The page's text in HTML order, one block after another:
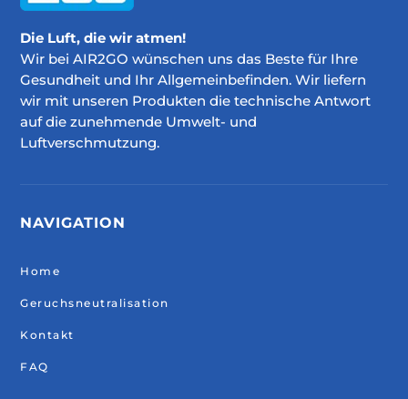
Die Luft, die wir atmen!
Wir bei AIR2GO wünschen uns das Beste für Ihre
Gesundheit und Ihr Allgemeinbefinden. Wir liefern
wir mit unseren Produkten die technische Antwort
auf die zunehmende Umwelt- und
Luftverschmutzung.
NAVIGATION
Home
Geruchsneutralisation
Kontakt
FAQ